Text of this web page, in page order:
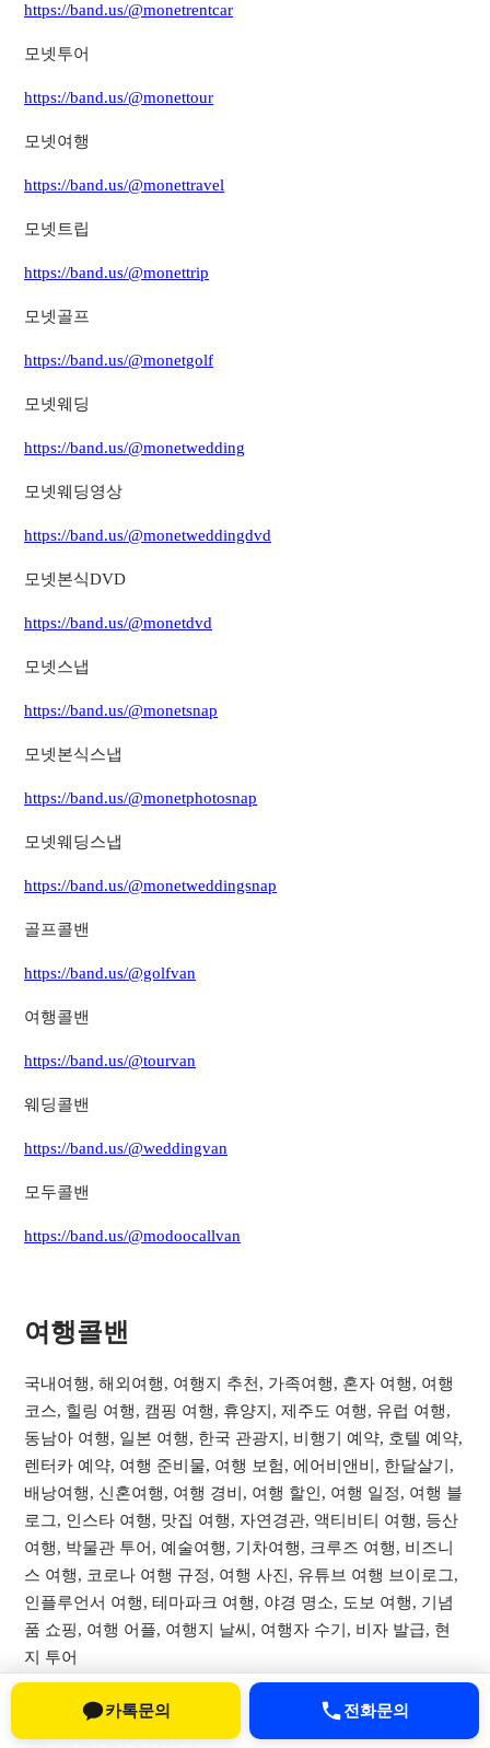
https://band.us/@monetrentcar
모넷투어
https://band.us/@monettour
모넷여행
https://band.us/@monettravel
모넷트립
https://band.us/@monettrip
모넷골프
https://band.us/@monetgolf
모넷웨딩
https://band.us/@monetwedding
모넷웨딩영상
https://band.us/@monetweddingdvd
모넷본식DVD
https://band.us/@monetdvd
모넷스냅
https://band.us/@monetsnap
모넷본식스냅
https://band.us/@monetphotosnap
모넷웨딩스냅
https://band.us/@monetweddingsnap
골프콜밴
https://band.us/@golfvan
여행콜밴
https://band.us/@tourvan
웨딩콜밴
https://band.us/@weddingvan
모두콜밴
https://band.us/@modoocallvan
여행콜밴​
국내여행, 해외여행, 여행지 추천, 가족여행, 혼자 여행, 여행
코스, 힐링 여행, 캠핑 여행, 휴양지, 제주도 여행, 유럽 여행,
동남아 여행, 일본 여행, 한국 관광지, 비행기 예약, 호텔 예약,
렌터카 예약, 여행 준비물, 여행 보험, 에어비앤비, 한달살기,
배낭여행, 신혼여행, 여행 경비, 여행 할인, 여행 일정, 여행 블
로그, 인스타 여행, 맛집 여행, 자연경관, 액티비티 여행, 등산
여행, 박물관 투어, 예술여행, 기차여행, 크루즈 여행, 비즈니
스 여행, 코로나 여행 규정, 여행 사진, 유튜브 여행 브이로그,
인플루언서 여행, 테마파크 여행, 야경 명소, 도보 여행, 기념
품 쇼핑, 여행 어플, 여행지 날씨, 여행자 수기, 비자 발급, 현
지 투어
카톡문의 전화문의